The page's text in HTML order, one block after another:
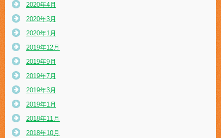
2020年4月
2020年3月
2020年1月
2019年12月
2019年9月
2019年7月
2019年3月
2019年1月
2018年11月
2018年10月